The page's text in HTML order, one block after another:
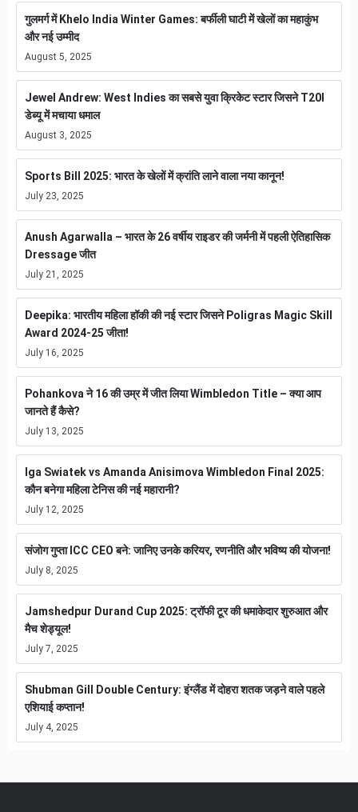
गुलमर्ग में Khelo India Winter Games: बर्फीली घाटी में खेलों का महाकुंभ
और नई उम्मीद
August 5, 2025
Jewel Andrew: West Indies का सबसे युवा क्रिकेट स्टार जिसने T20I
डेब्यू में मचाया धमाल
August 3, 2025
Sports Bill 2025: भारत के खेलों में क्रांति लाने वाला नया कानून!
July 23, 2025
Anush Agarwalla – भारत के 26 वर्षीय राइडर की जर्मनी में पहली ऐतिहासिक
Dressage जीत
July 21, 2025
Deepika: भारतीय महिला हॉकी की नई स्टार जिसने Poligras Magic Skill
Award 2024-25 जीता!
July 16, 2025
Pohankova ने 16 की उम्र में जीत लिया Wimbledon Title – क्या आप
जानते हैं कैसे?
July 13, 2025
Iga Swiatek vs Amanda Anisimova Wimbledon Final 2025:
कौन बनेगा महिला टेनिस की नई महारानी?
July 12, 2025
संजोग गुप्ता ICC CEO बने: जानिए उनके करियर, रणनीति और भविष्य की योजना!
July 8, 2025
Jamshedpur Durand Cup 2025: ट्रॉफी टूर की धमाकेदार शुरुआत और
मैच शेड्यूल!
July 7, 2025
Shubman Gill Double Century: इंग्लैंड में दोहरा शतक जड़ने वाले पहले
एशियाई कप्तान!
July 4, 2025